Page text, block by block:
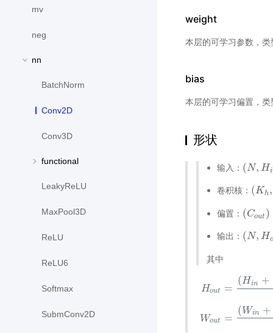
mv
neg
nn
BatchNorm
Conv2D
Conv3D
functional
LeakyReLU
MaxPool3D
ReLU
ReLU6
Softmax
SubmConv2D
weight
本层的可学习参数，
bias
本层的可学习偏置，
形状
输入： (N, Hi
(N,H in,
卷积核： (Kh,
(Kh,K
偏置： (Cout )
(Cout)
输出： (N, Ho
(N,H out
其中
Hout
Wout
=
(Hin +
=
(Win +
+